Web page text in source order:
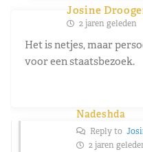
Josine
2 jaren geleden
Het is netjes, maar
voor een staatsbezoek.
Nadeshda
Reply to
2 jaren